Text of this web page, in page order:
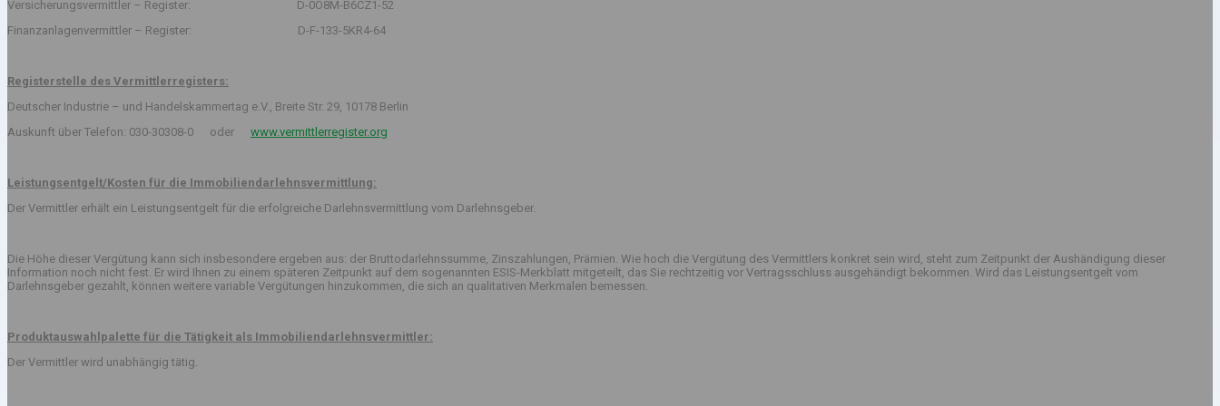
Versicherungsvermittler – Register: D-0O8M-B6CZ1-52
Finanzanlagenvermittler – Register: D-F-133-5KR4-64
Registerstelle des Vermittlerregisters:
Deutscher Industrie – und Handelskammertag e.V., Breite Str. 29, 10178 Berlin
Auskunft über Telefon: 030-30308-0 oder www.vermittlerregister.org
Leistungsentgelt/Kosten für die Immobiliendarlehnsvermittlung:
Der Vermittler erhält ein Leistungsentgelt für die erfolgreiche Darlehnsvermittlung vom Darlehnsgeber.
Die Höhe dieser Vergütung kann sich insbesondere ergeben aus: der Bruttodarlehnssumme, Zinszahlungen, Prämien. Wie hoch die Vergütung des Vermittlers konkret sein wird, steht zum Zeitpunkt der Aushändigung dieser
Information noch nicht fest. Er wird Ihnen zu einem späteren Zeitpunkt auf dem sogenannten ESIS-Merkblatt mitgeteilt, das Sie rechtzeitig vor Vertragsschluss ausgehändigt bekommen. Wird das Leistungsentgelt vom
Darlehnsgeber gezahlt, können weitere variable Vergütungen hinzukommen, die sich an qualitativen Merkmalen bemessen.
Produktauswahlpalette für die Tätigkeit als Immobiliendarlehnsvermittler:
Der Vermittler wird unabhängig tätig.